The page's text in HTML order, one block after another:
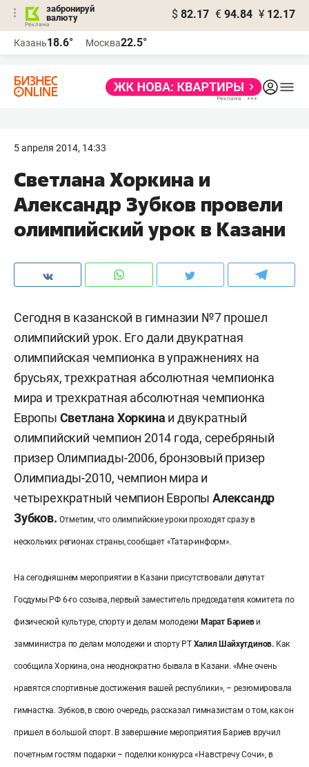
забронируй
валюту
$ 82.17 € 94.84 ¥ 12.17
Казань18.6° Москва22.5°
5 апреля 2014, 14:33
Светлана Хоркина и
Александр Зубков провели
олимпийский урок в Казани
Сегодня в казанской в гимназии №7 прошел
олимпийский урок. Его дали двукратная
олимпийская чемпионка в упражнениях на
брусьях, трехкратная абсолютная чемпионка
мира и трехкратная абсолютная чемпионка
Европы Светлана Хоркина и двукратный
олимпийский чемпион 2014 года, серебряный
призер Олимпиады-2006, бронзовый призер
Олимпиады-2010, чемпион мира и
четырехкратный чемпион Европы Александр
Зубков.Отметим, что олимпийские уроки проходят сразу в
нескольких регионах страны, сообщает «Татар-информ».
На сегодняшнем мероприятии в Казани присутствовали депутат
Госдумы РФ 6-го созыва, первый заместитель председателя комитета по
физической культуре, спорту и делам молодежи Марат Бариеви
замминистра по делам молодежи и спорту РТ Халил Шайхутдинов. Как
сообщила Хоркина, она неоднократно бывала в Казани. «Мне очень
нравятся спортивные достижения вашей республики», – резюмировала
гимнастка. Зубков, в свою очередь, рассказал гимназистам о том, как он
пришел в большой спорт. В завершение мероприятия Бариев вручил
почетным гостям подарки – поделки конкурса «Навстречу Сочи», в